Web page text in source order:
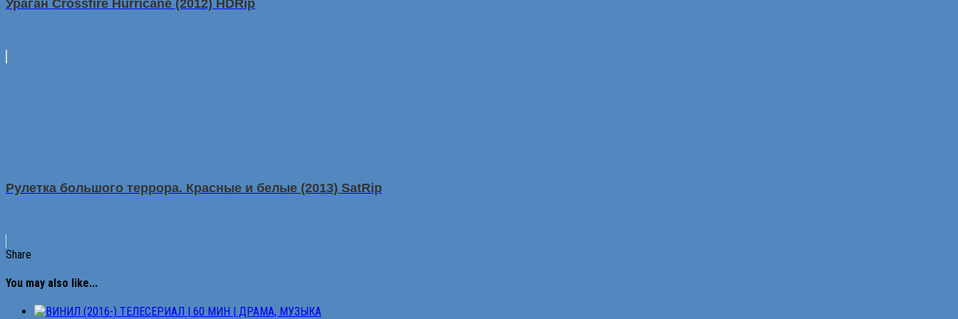
Урaгaн Crossfire Hurricane (2012) HDRip
Рулетка большого террора. Красные и белые (2013) SatRip
Share
You may also like...